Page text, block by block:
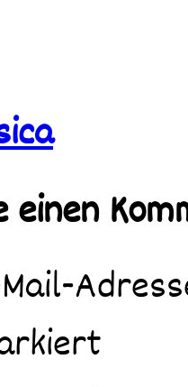
einen
Mail-